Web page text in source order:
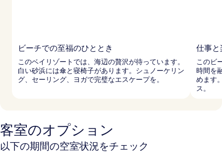
ビーチでの至福のひととき
このベイリゾートでは、海辺の贅沢が待っています。
白い砂浜には傘と寝椅子があります。シュノーケリン
グ、セーリング、ヨガで完璧なエスケープを。
仕事と
このビ
時間を
めます
ス。
客室のオプション
以下の期間の空室状況をチェック